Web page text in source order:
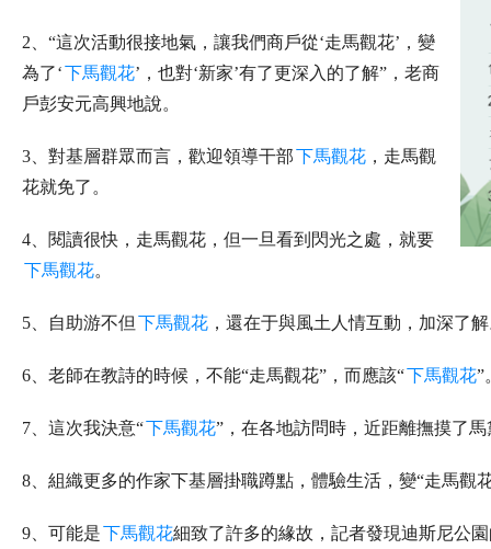
2、“這次活動很接地氣，讓我們商戶從‘走馬觀花’，變
為了‘下馬觀花’，也對‘新家’有了更深入的了解”，老商
戶彭安元高興地說。
3、對基層群眾而言，歡迎領導干部下馬觀花 ，走馬觀
花就免了。
4、閱讀很快，走馬觀花，但一旦看到閃光之處，就要
下馬觀花。
5、自助游不但 下馬觀花 ，還在于與風土人情互動，加深了
6、老師在教詩的時候，不能“走馬觀花”，而應該“下馬觀花”
7、這次我決意“下馬觀花”，在各地訪問時，近距離撫摸了馬
8、組織更多的作家下基層掛職蹲點，體驗生活，變“走馬觀
9、可能是下馬觀花細致了許多的緣故，記者發現迪斯尼公